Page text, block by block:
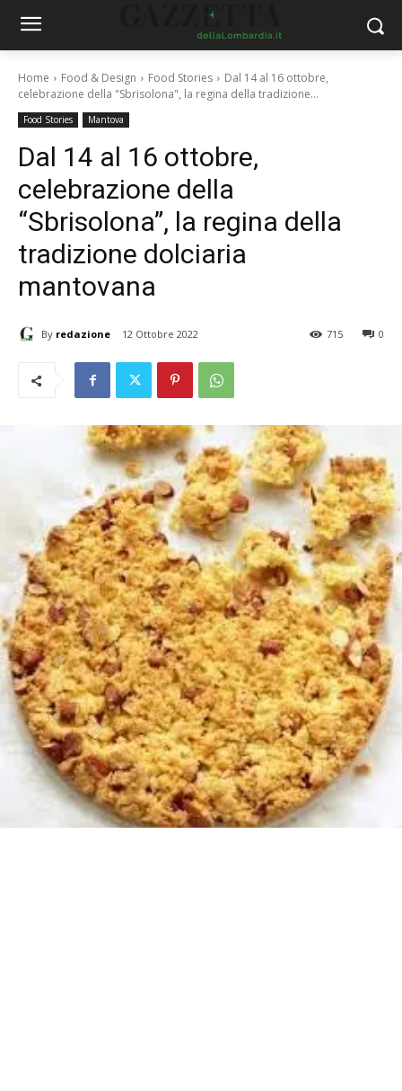
Home Food & Design Food Stories
Dal 14 al 16 ottobre,
celebrazione della "Sbrisolona", la regina della tradizione...
Food Stories Mantova
Dal 14 al 16 ottobre,
celebrazione della
“Sbrisolona”, la regina della
tradizione dolciaria
mantovana
By redazione 12 Ottobre 2022 0
715